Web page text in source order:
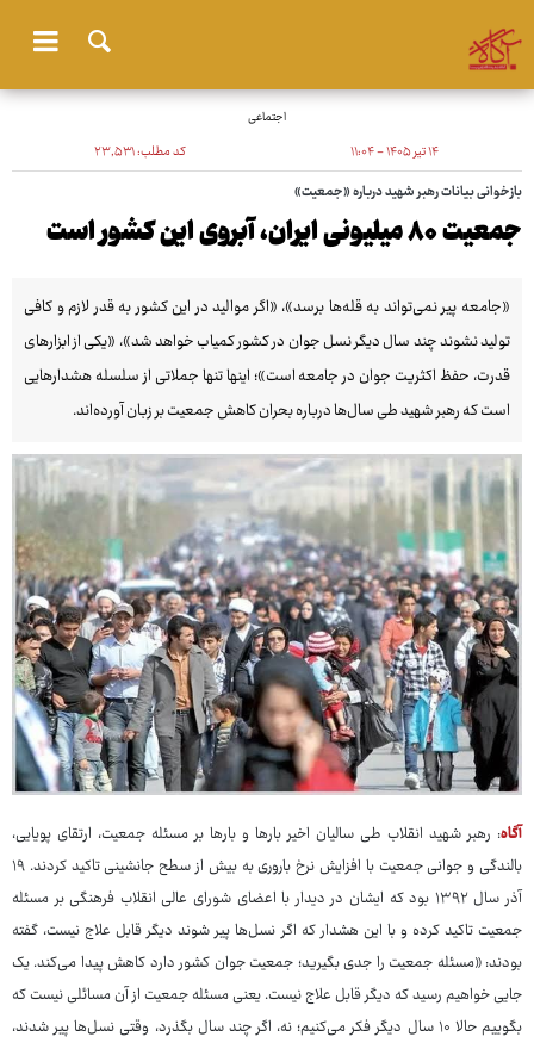
اجتماعی
۱۴ تیر ۱۴۰۵ - ۱۱:۰۴ کد مطلب:۲۳٬۵۳۱
بازخوانی بیانات رهبر شهید درباره «جمعیت»
جمعیت ۸۰ میلیونی ایران، آبروی این کشور است
«جامعه پیر نمی‌تواند به قله‌ها برسد»، «اگر موالید در این کشور به قدر لازم و کافی
تولید نشوند چند سال دیگر نسل جوان در کشور کمیاب خواهد شد»،‌ «یکی از ابزارهای
قدرت، حفظ اکثریت جوان در جامعه است»؛ اینها تنها جملاتی از سلسله هشدارهایی
است که رهبر شهید طی سال‌ها درباره بحران کاهش جمعیت بر زبان آورده‌اند.
آگاه: رهبر شهید انقلاب طی سالیان اخیر بارها و بارها بر مسئله جمعیت، ارتقای پویایی،
بالندگی و جوانی جمعیت با افزایش نرخ باروری به بیش از سطح جانشینی تاکید کردند. ۱۹
آذر سال ۱۳۹۲ بود که ایشان در دیدار با اعضای شورای عالی انقلاب فرهنگی بر مسئله
جمعیت تاکید کرده و با این هشدار که اگر نسل‌ها پیر شوند دیگر قابل علاج نیست، گفته
بودند:‌ «مسئله جمعیت را جدی بگیرید؛ جمعیت جوان کشور دارد کاهش پیدا می‌کند. یک
جایی خواهیم رسید که دیگر قابل علاج نیست. یعنی مسئله جمعیت از آن مسائلی نیست که
بگوییم حالا ۱۰ سال دیگر فکر می‌کنیم؛ نه، اگر چند سال بگذرد، وقتی نسل‌ها پیر شدند،